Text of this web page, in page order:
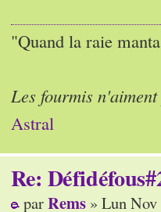
"Quand la raie
Les fourmis
Astral
Re:
parRems » Lun